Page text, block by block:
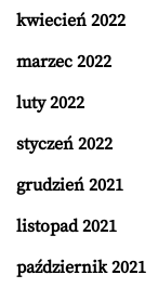
kwiecień 2022
marzec 2022
luty 2022
styczeń 2022
grudzień 2021
listopad 2021
październik 2021